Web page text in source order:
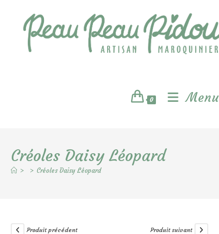
0 Menu
Créoles Daisy Léopard
> > Créoles Daisy Léopard
Produit précédent Produit suivant